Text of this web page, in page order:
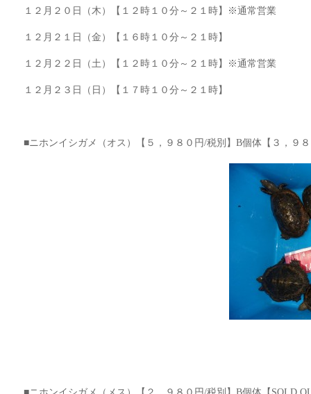
１２月２０日（木）【１２時１０分～２１時】※通常営業
１２月２１日（金）【１６時１０分～２１時】
１２月２２日（土）【１２時１０分～２１時】※通常営業
１２月２３日（日）【１７時１０分～２１時】
■ニホンイシガメ（オス）【５，９８０円/税別】B個体【３，９